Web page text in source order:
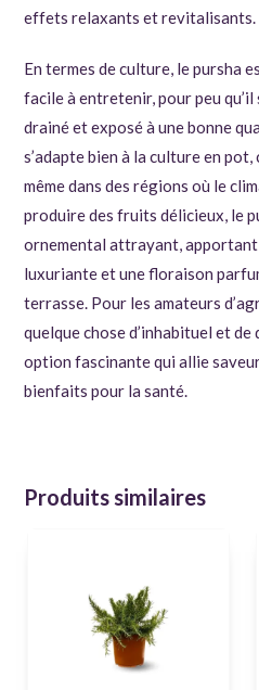
effets relaxants et revitalisants.
En termes de culture, le pursha
facile à entretenir, pour peu
drainé et exposé à une bonne
s’adapte bien à la culture en
même dans des régions où le
produire des fruits délicieux, le
ornemental attrayant,
luxuriante et une floraison
terrasse. Pour les amateurs
quelque chose d’inhabituel et
option fascinante qui allie
bienfaits pour la santé.
Produits similaires